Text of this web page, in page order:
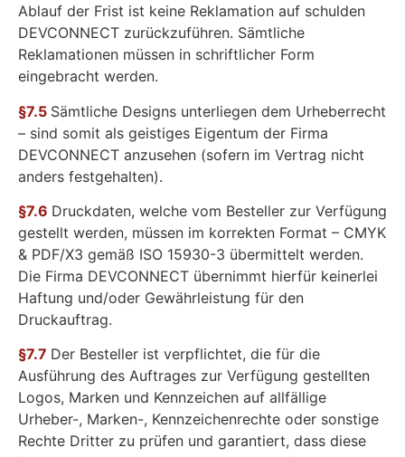
Ablauf der Frist ist keine Reklamation auf schulden
DEVCONNECT zurückzuführen. Sämtliche
Reklamationen müssen in schriftlicher Form
eingebracht werden.
§7.5 Sämtliche Designs unterliegen dem Urheberrecht
– sind somit als geistiges Eigentum der Firma
DEVCONNECT anzusehen (sofern im Vertrag nicht
anders festgehalten).
§7.6 Druckdaten, welche vom Besteller zur Verfügung
gestellt werden, müssen im korrekten Format – CMYK
& PDF/X3 gemäß ISO 15930-3 übermittelt werden.
Die Firma DEVCONNECT übernimmt hierfür keinerlei
Haftung und/oder Gewährleistung für den
Druckauftrag.
§7.7 Der Besteller ist verpflichtet, die für die
Ausführung des Auftrages zur Verfügung gestellten
Logos, Marken und Kennzeichen auf allfällige
Urheber-, Marken-, Kennzeichenrechte oder sonstige
Rechte Dritter zu prüfen und garantiert, dass diese